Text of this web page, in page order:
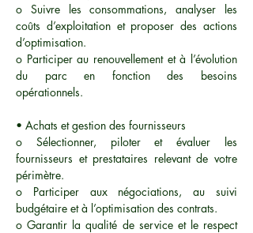
o Suivre les consommations, analyser les
coûts d’exploitation et proposer des actions
d’optimisation.
o Participer au renouvellement et à l’évolution
du parc en fonction des besoins
opérationnels.
• Achats et gestion des fournisseurs
o Sélectionner, piloter et évaluer les
fournisseurs et prestataires relevant de votre
périmètre.
o Participer aux négociations, au suivi
budgétaire et à l’optimisation des contrats.
o Garantir la qualité de service et le respect